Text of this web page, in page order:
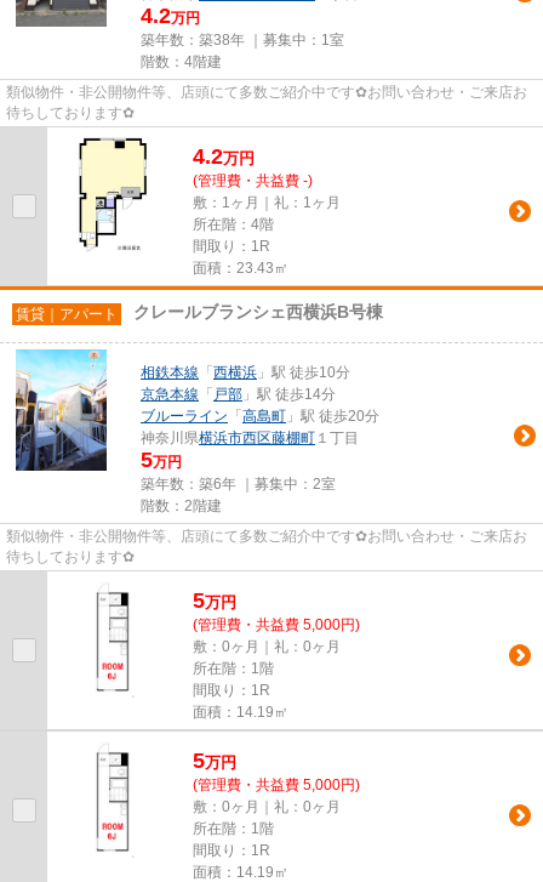
4.2万円
築年数：築38年 ｜募集中： 1室
階数：4階建
類似物件・非公開物件等、店頭にて多数ご紹介中です✿お問い合わせ・ご来店お
待ちしております✿
4.2万円
(管理費・共益費 -)
敷：1ヶ月｜礼：1ヶ月
所在階：4階
間取り：1R
面積：23.43㎡
賃貸｜アパート クレールブランシェ西横浜B号棟
相鉄本線 「 西横浜 」駅 徒歩10分
京急本線 「 戸部 」駅 徒歩14分
ブルーライン 「 高島町 」駅 徒歩20分
神奈川県横浜市西区藤棚町 １丁目
5万円
築年数：築6年 ｜募集中： 2室
階数：2階建
類似物件・非公開物件等、店頭にて多数ご紹介中です✿お問い合わせ・ご来店お
待ちしております✿
5万円
(管理費・共益費 5,000円)
敷：0ヶ月｜礼：0ヶ月
所在階：1階
間取り：1R
面積：14.19㎡
5万円
(管理費・共益費 5,000円)
敷：0ヶ月｜礼：0ヶ月
所在階：1階
間取り：1R
面積：14.19㎡